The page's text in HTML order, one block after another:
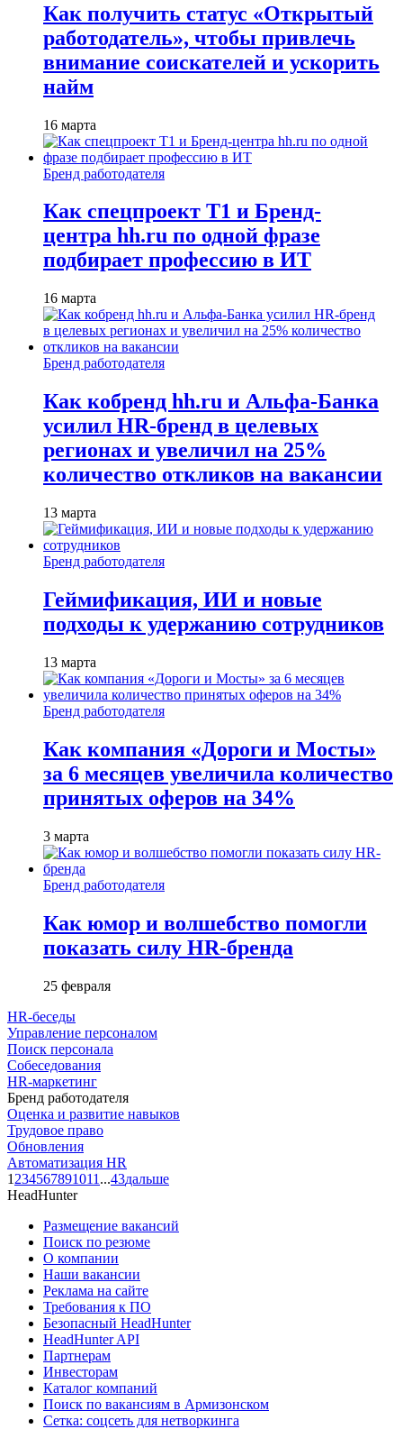
Как получить статус «Открытый
работодатель», чтобы привлечь
внимание соискателей и ускорить
найм
16 марта
Бренд работодателя
Как спецпроект T1 и Бренд-
центра hh.ru по одной фразе
подбирает профессию в ИТ
16 марта
Бренд работодателя
Как кобренд hh.ru и Альфа-Банка
усилил HR-бренд в целевых
регионах и увеличил на 25%
количество откликов на вакансии
13 марта
Бренд работодателя
Геймификация, ИИ и новые
подходы к удержанию сотрудников
13 марта
Бренд работодателя
Как компания «Дороги и Мосты»
за 6 месяцев увеличила количество
принятых оферов на 34%
3 марта
Бренд работодателя
Как юмор и волшебство помогли
показать силу HR-бренда
25 февраля
HR-беседы
Управление персоналом
Поиск персонала
Собеседования
HR-маркетинг
Бренд работодателя
Оценка и развитие навыков
Трудовое право
Обновления
Автоматизация HR
1 234567891011 ...43дальше
HeadHunter
Размещение вакансий
Поиск по резюме
О компании
Наши вакансии
Реклама на сайте
Требования к ПО
Безопасный HeadHunter
HeadHunter API
Партнерам
Инвесторам
Каталог компаний
Поиск по вакансиям в Армизонском
Сетка: соцсеть для нетворкинга